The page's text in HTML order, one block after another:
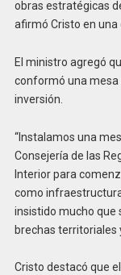
obras estratégicas
afirmó Cristo en una
El ministro agregó
conformó una mesa
inversión.
“Instalamos una
Consejería de las
Interior para
como
insistido mucho que
brechas territoriales
Cristo destacó que